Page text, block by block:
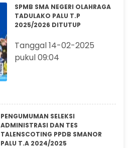
SPMB SMA NEGERI OLAHRAGA
TADULAKO PALU T.P
2025/2026 DITUTUP
Tanggal 14-02-2025
pukul 09:04
PENGUMUMAN SELEKSI
ADMINISTRASI DAN TES
TALENSCOTING PPDB SMANOR
PALU T.A 2024/2025